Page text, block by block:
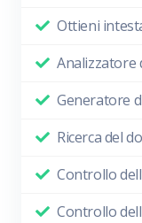
Ottieni
Analizzatore
Generatore
Ricerca del
Controllo
Controllo